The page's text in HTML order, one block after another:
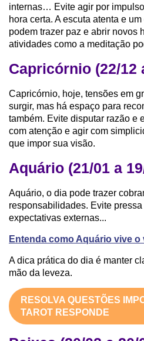
internas… Evite agir por
hora certa. A escuta atenta e
podem trazer paz e abrir novos
atividades como a meditação
Capricórnio (22/12
Capricórnio, hoje, tensões em
surgir, mas há espaço para
também. Evite disputar razão e
com atenção e agir com
que impor sua visão.
Aquário (21/01 a
Aquário, o dia pode trazer
responsabilidades. Evite
expectativas externas...
Entenda como Aquário vive
A dica prática do dia é manter
mão da leveza.
RESOLVA QUESTÕES
TAROT RESPONDE